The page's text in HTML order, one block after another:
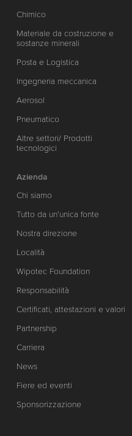
Chimico
Materiale da costruzione e
sostanze minerali
Posta e Logistica
Ingegneria meccanica
Aerosol
Pneumatico
Altre settori/ Prodotti
tecnologici
Azienda
Chi siamo
Tutto da un’unica fonte
Nostra direzione
Località
Wipotec Foundation
Responsabilità
Certificati, attestazioni e valori
Partnership
Carriera
News
Fiere ed eventi
Sponsorizzazione